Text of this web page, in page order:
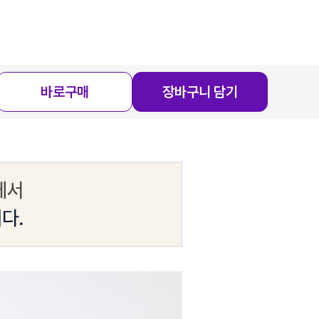
바로구매 장바구니 담기